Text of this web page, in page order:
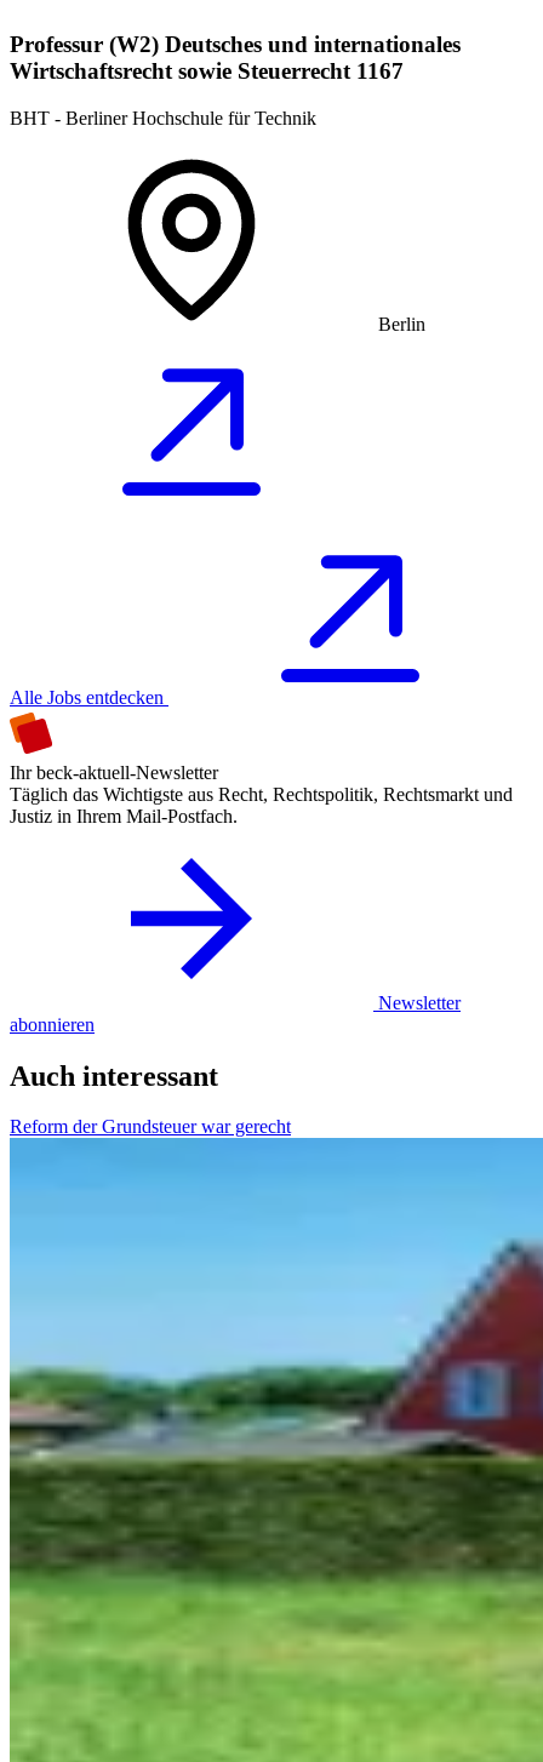
Professur (W2) Deutsches und internationales
Wirtschaftsrecht sowie Steuerrecht 1167
BHT - Berliner Hochschule für Technik
Berlin
Alle Jobs entdecken
Ihr beck-aktuell-Newsletter
Täglich das Wichtigste aus Recht, Rechtspolitik, Rechtsmarkt und
Justiz in Ihrem Mail-Postfach.
Newsletter
abonnieren
Auch interessant
Reform der Grundsteuer war gerecht